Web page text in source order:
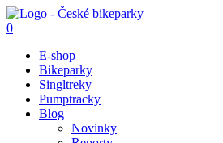
0
E-shop
Bikeparky
Singltreky
Pumptracky
Blog
Novinky